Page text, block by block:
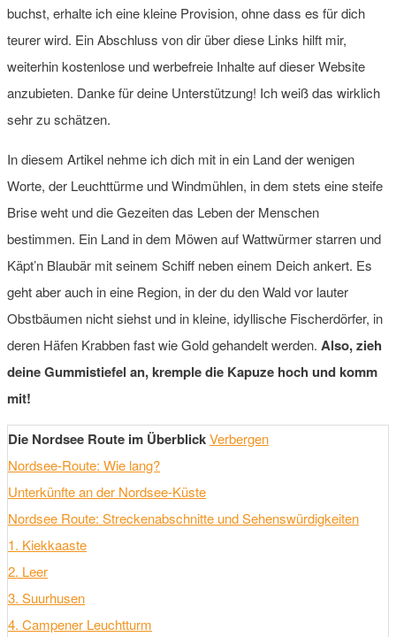
buchst, erhalte ich eine kleine Provision, ohne dass es für dich
teurer wird. Ein Abschluss von dir über diese Links hilft mir,
weiterhin kostenlose und werbefreie Inhalte auf dieser Website
anzubieten. Danke für deine Unterstützung! Ich weiß das wirklich
sehr zu schätzen.
In diesem Artikel nehme ich dich mit in ein Land der wenigen
Worte, der Leuchttürme und Windmühlen, in dem stets eine steife
Brise weht und die Gezeiten das Leben der Menschen
bestimmen. Ein Land in dem Möwen auf Wattwürmer starren und
Käpt’n Blaubär mit seinem Schiff neben einem Deich ankert. Es
geht aber auch in eine Region, in der du den Wald vor lauter
Obstbäumen nicht siehst und in kleine, idyllische Fischerdörfer, in
deren Häfen Krabben fast wie Gold gehandelt werden. Also, zieh
deine Gummistiefel an, kremple die Kapuze hoch und komm
mit!
Die Nordsee Route im ÜberblickVerbergen
Nordsee-Route: Wie lang?
Unterkünfte an der Nordsee-Küste
Nordsee Route: Streckenabschnitte und Sehenswürdigkeiten
1. Kiekkaaste
2. Leer
3. Suurhusen
4. Campener Leuchtturm